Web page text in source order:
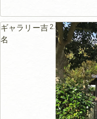
ギャラリー吉
名
2.6km